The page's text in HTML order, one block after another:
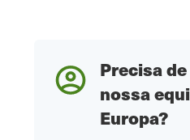
Precisa
nossa
Europa?